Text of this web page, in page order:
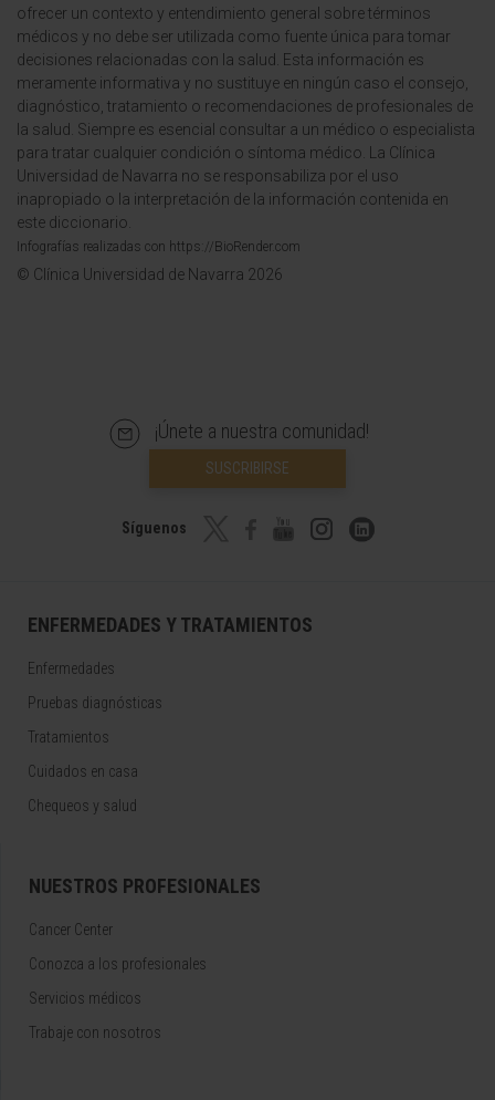
ofrecer un contexto y entendimiento general sobre términos
médicos y no debe ser utilizada como fuente única para tomar
decisiones relacionadas con la salud. Esta información es
meramente informativa y no sustituye en ningún caso el consejo,
diagnóstico, tratamiento o recomendaciones de profesionales de
la salud. Siempre es esencial consultar a un médico o especialista
para tratar cualquier condición o síntoma médico. La Clínica
Universidad de Navarra no se responsabiliza por el uso
inapropiado o la interpretación de la información contenida en
este diccionario.
Infografías realizadas con https://BioRender.com
© Clínica Universidad de Navarra 2026
¡Únete a nuestra comunidad!
SUSCRIBIRSE
Síguenos
ENFERMEDADES Y TRATAMIENTOS
Enfermedades
Pruebas diagnósticas
Tratamientos
Cuidados en casa
Chequeos y salud
NUESTROS PROFESIONALES
Cancer Center
Conozca a los profesionales
Servicios médicos
Trabaje con nosotros